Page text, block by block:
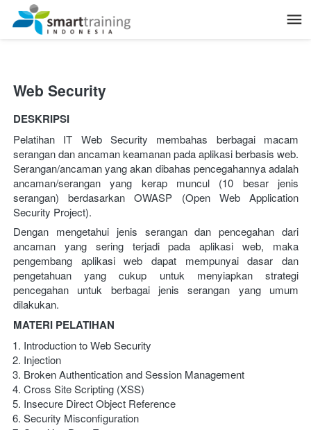
Web Security
DESKRIPSI
Pelatihan IT Web Security membahas berbagai macam
serangan dan ancaman keamanan pada aplikasi berbasis web.
Serangan/ancaman yang akan dibahas pencegahannya adalah
ancaman/serangan yang kerap muncul (10 besar jenis
serangan) berdasarkan OWASP (Open Web Application
Security Project).
Dengan mengetahui jenis serangan dan pencegahan dari
ancaman yang sering terjadi pada aplikasi web, maka
pengembang aplikasi web dapat mempunyai dasar dan
pengetahuan yang cukup untuk menyiapkan strategi
pencegahan untuk berbagai jenis serangan yang umum
dilakukan.
MATERI PELATIHAN
Introduction to Web Security
Injection
Broken Authentication and Session Management
Cross Site Scripting (XSS)
Insecure Direct Object Reference
Security Misconfiguration